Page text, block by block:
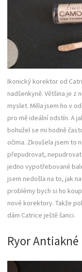
Ikonický korektor od
nadšenkyně. Většina je z
myslet. Měla jsem ho v
pro mě ideální odstín. A
bohužel se mi hodně
očima. Zkoušela jsem to
přepudrovat,
jedno vypotřebované
jsem nedošla na to, jak
problémy bych si ho
nové korektory. Takže
dám Catrice ještě šanci.
Ryor